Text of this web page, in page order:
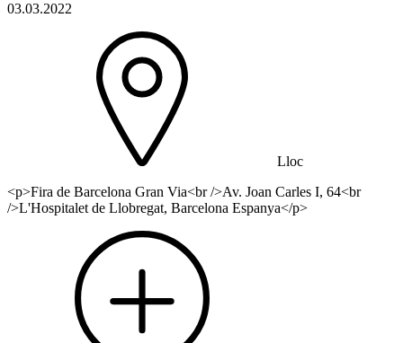
03.03.2022
Lloc
<p>Fira de Barcelona Gran Via<br />Av. Joan Carles I, 64<br
/>L'Hospitalet de Llobregat, Barcelona Espanya</p>